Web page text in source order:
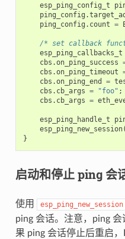
esp_ping_config_t
ping_config .
ping_config . count =
/* set callback
esp_ping_callbacks_t
cbs .on_ping_success
cbs .on_ping_timeout
cbs .on_ping_end =
cbs . cb_args = "foo" ;
cbs . cb_args =
esp_ping_handle_t
esp_ping_new_session(
}
启动和停止 ping 会
使用 esp_ping_new_session
ping 会话。注意，ping
果 ping 会话停止后重启